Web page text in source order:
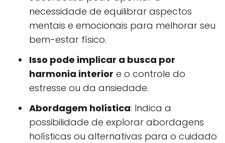
necessidade de equilibrar aspectos
mentais e emocionais para melhorar seu
bem-estar físico.
Isso pode implicar a busca por
harmonia interior e o controle do
estresse ou da ansiedade.
Abordagem holística: Indica a
possibilidade de explorar abordagens
holísticas ou alternativas para o cuidado